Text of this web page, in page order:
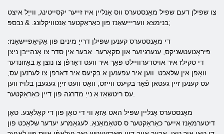
צו שפּילן דעם שפּיל מאָנסטערס ווס אָנליין איז זייער יקסייטינג, ווייַל איצט
בנימצא ווערייישאַנז פון כאַראַקטער אַנטוויקלונג. & נבספּ;
די מאָנסטערס קענען שפּילן דרייַ מינים פון אַקיאַפּיישאַנז:
פּיראָטעטשניקס, ענערגיזער און סקאָרער. אבער אין סדר צו אָנהייבן ניצן
די סקילז איר אויסדערוויילט פאַך איר וועט דאַרפֿן צו נוצן אַ באַזונדער
וואָפן אין שלאַכט. ווען איר עפענען אַ בקיעס איר דאַרפֿן צו לערנען עס,
עס קענען זיין געטאן פֿאַר בקיעס ווייזט, וואָס וועט זייַן געגעבן בלויז ווען
מאָנסטערס אָנליין שפּיל האט אַזאַ ווי די טאָן פון די קאָלאָנע. טאָן
דיטערמאַנז אייער כאַראַקטער ס סטאַמאַנאַ. לעגאַמרע יעדער שלאַכט פון